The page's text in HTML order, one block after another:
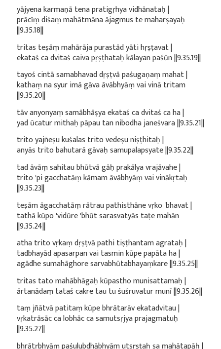
yājyena karmaṇā tena pratigṛhya vidhānataḥ |
prācīṃ diśaṃ mahātmāna ājagmus te maharṣayaḥ
||9.35.18||
tritas teṣāṃ mahārāja purastād yāti hṛṣṭavat |
ekataś ca dvitaś caiva pṛṣṭhataḥ kālayan paśūn ||9.35.19||
tayoś cintā samabhavad dṛṣṭvā paśugaṇaṃ mahat |
kathaṃ na syur imā gāva āvābhyāṃ vai vinā tritam
||9.35.20||
tāv anyonyaṃ samābhāṣya ekataś ca dvitaś ca ha |
yad ūcatur mithaḥ pāpau tan nibodha janeśvara ||9.35.21||
trito yajñeṣu kuśalas trito vedeṣu niṣṭhitaḥ |
anyās trito bahutarā gāvaḥ samupalapsyate ||9.35.22||
tad āvāṃ sahitau bhūtvā gāḥ prakālya vrajāvahe |
trito 'pi gacchatāṃ kāmam āvābhyāṃ vai vinākṛtaḥ
||9.35.23||
teṣām āgacchatāṃ rātrau pathisthāne vṛko 'bhavat |
tathā kūpo 'vidūre 'bhūt sarasvatyās taṭe mahān
||9.35.24||
atha trito vṛkaṃ dṛṣṭvā pathi tiṣṭhantam agrataḥ |
tadbhayād apasarpan vai tasmin kūpe papāta ha |
agādhe sumahāghore sarvabhūtabhayaṃkare ||9.35.25||
tritas tato mahābhāgaḥ kūpastho munisattamaḥ |
ārtanādaṃ tataś cakre tau tu śuśruvatur munī ||9.35.26||
taṃ jñātvā patitaṃ kūpe bhrātarāv ekatadvitau |
vṛkatrāsāc ca lobhāc ca samutsṛjya prajagmatuḥ
||9.35.27||
bhrātṛbhyāṃ paśulubdhābhyām utsṛṣṭaḥ sa mahātapāḥ |